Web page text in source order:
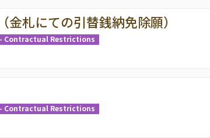
札にての引替銭納免除願）
Contractual Restrictions
Contractual Restrictions